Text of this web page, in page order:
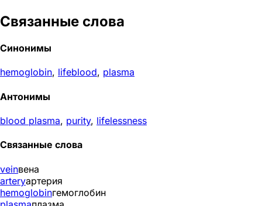
Связанные слова
Синонимы
hemoglobin, lifeblood, plasma
Антонимы
blood plasma, purity, lifelessness
Связанные слова
veinвена
arteryартерия
hemoglobinгемоглобин